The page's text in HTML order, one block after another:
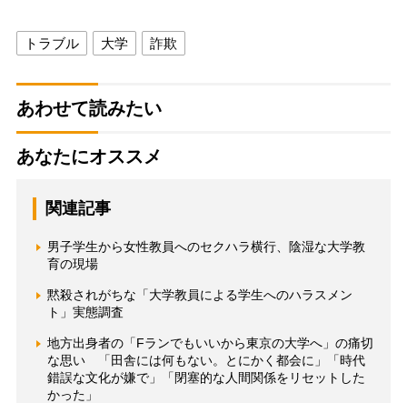
トラブル 大学 詐欺
あわせて読みたい
あなたにオススメ
関連記事
男子学生から女性教員へのセクハラ横行、陰湿な大学教
育の現場
黙殺されがちな「大学教員による学生へのハラスメン
ト」実態調査
地方出身者の「Fランでもいいから東京の大学へ」の痛切
な思い 「田舎には何もない。とにかく都会に」「時代
錯誤な文化が嫌で」「閉塞的な人間関係をリセットした
かった」